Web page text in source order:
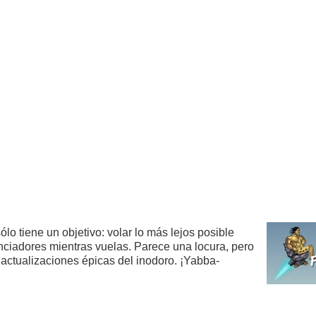
tiene un objetivo: volar lo más lejos posible
mientras vuelas. Parece una locura, pero
épicas del inodoro. ¡Yabba-